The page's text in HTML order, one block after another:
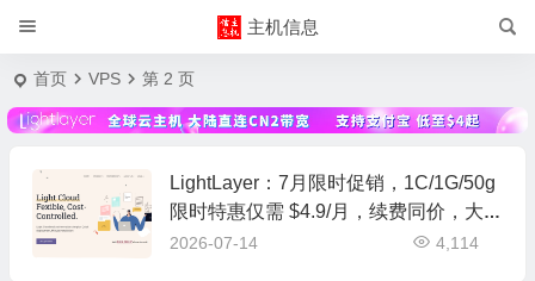
主机信息
首页 VPS 第 2 页
LightLayer：7月限时促销，1C/1G/50g
限时特惠仅需 $4.9/月，续费同价，大陆
优化/普通/国际线路可选，美国圣何塞
2026-07-14 4,114